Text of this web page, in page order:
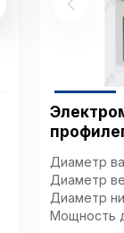
Диаметр
Диаметр
Диаметр
Мощность